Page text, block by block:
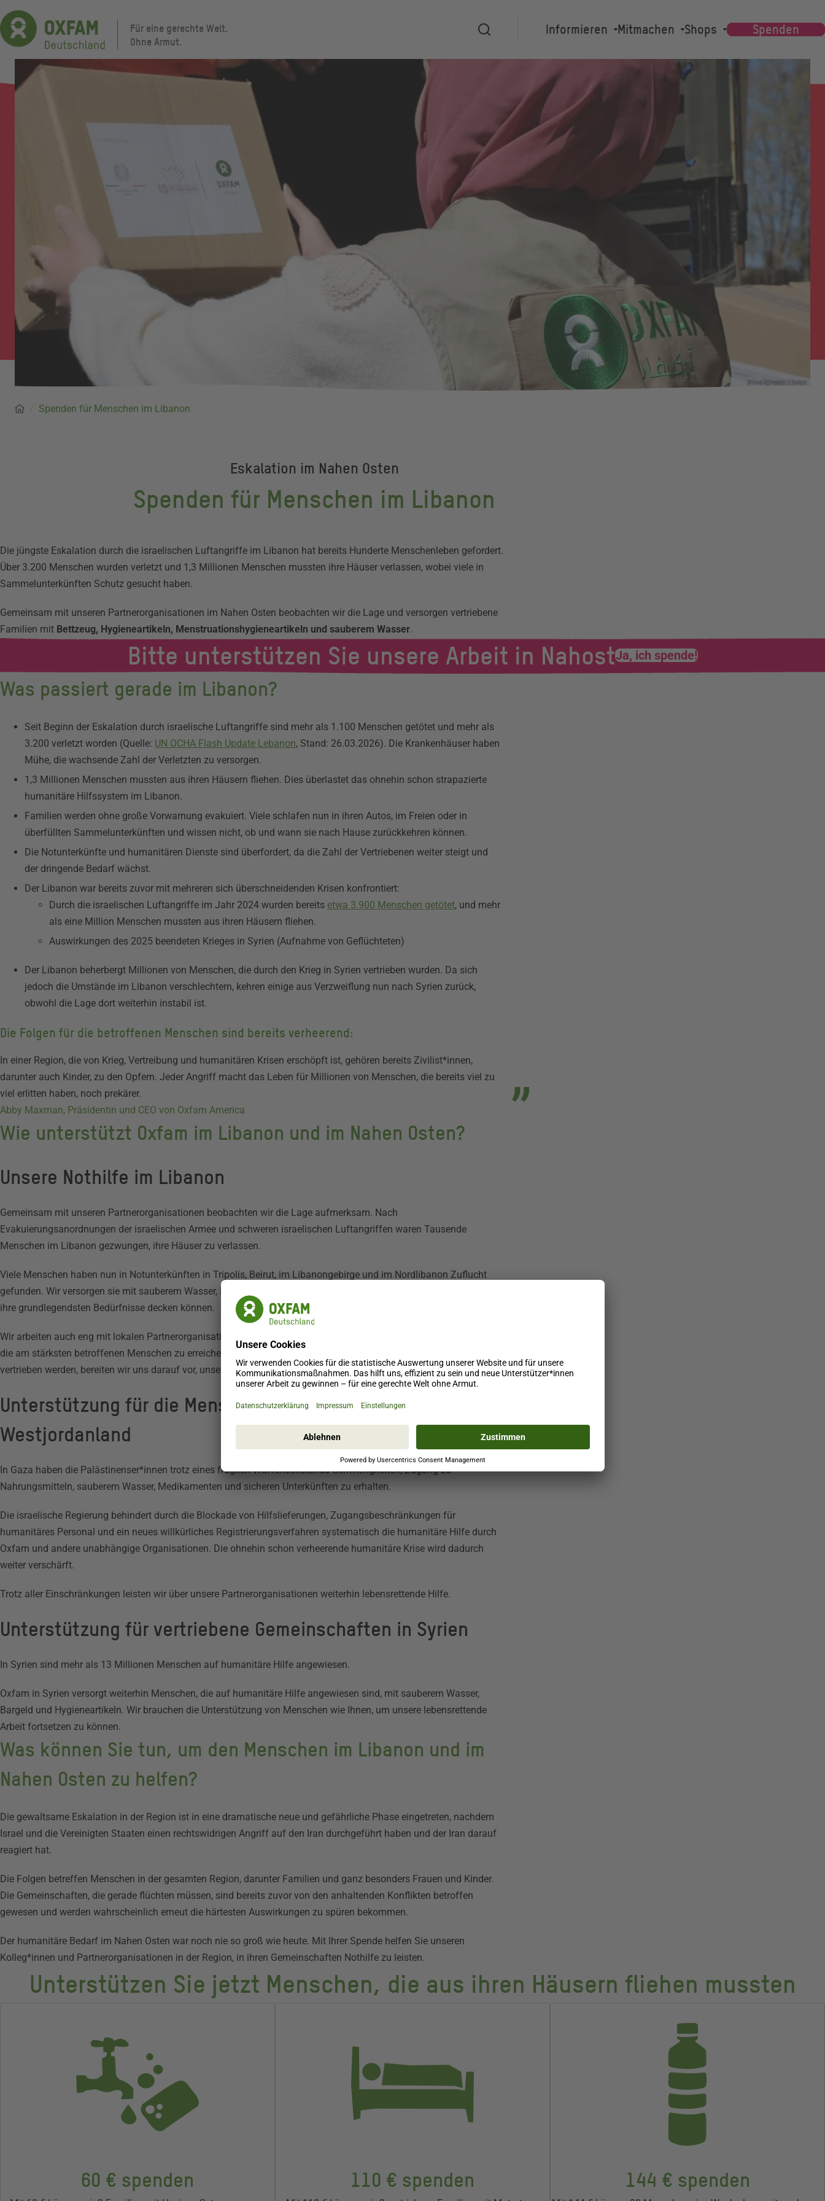
Direkt
zum
Inhalt
Für eine gerechte Welt.
Ohne Armut.
Suche
Main
navigation
Informieren Mitmachen Shops Spenden
Ghiwa AbiHaidar / Oxfam
Pfadnavigation
Startseite
Spenden für Menschen im Libanon
Eskalation im Nahen Osten
Spenden für Menschen im Libanon
Die jüngste Eskalation durch die israelischen Luftangriffe im Libanon hat bereits Hunderte Menschenleben gefordert.
Über 3.200 Menschen wurden verletzt und 1,3 Millionen Menschen mussten ihre Häuser verlassen, wobei viele in
Sammelunterkünften Schutz gesucht haben.
Gemeinsam mit unseren Partnerorganisationen im Nahen Osten beobachten wir die Lage und versorgen vertriebene
Familien mit Bettzeug, Hygieneartikeln, Menstruationshygieneartikeln und sauberem Wasser.
Bitte unterstützen Sie unsere Arbeit in NahostJa, ich spende!
Was passiert gerade im Libanon?
Seit Beginn der Eskalation durch israelische Luftangriffe sind mehr als 1.100 Menschen getötet und mehr als
3.200 verletzt worden (Quelle: UN OCHA Flash Update Lebanon, Stand: 26.03.2026). Die Krankenhäuser haben
Mühe, die wachsende Zahl der Verletzten zu versorgen.
1,3 Millionen Menschen mussten aus ihren Häusern fliehen. Dies überlastet das ohnehin schon strapazierte
humanitäre Hilfssystem im Libanon.
Familien werden ohne große Vorwarnung evakuiert. Viele schlafen nun in ihren Autos, im Freien oder in
überfüllten Sammelunterkünften und wissen nicht, ob und wann sie nach Hause zurückkehren können.
Die Notunterkünfte und humanitären Dienste sind überfordert, da die Zahl der Vertriebenen weiter steigt und
der dringende Bedarf wächst.
Der Libanon war bereits zuvor mit mehreren sich überschneidenden Krisen konfrontiert:
Durch die israelischen Luftangriffe im Jahr 2024 wurden bereits etwa 3.900 Menschen getötet, und mehr
als eine Million Menschen mussten aus ihren Häusern fliehen.
Auswirkungen des 2025 beendeten Krieges in Syrien (Aufnahme von Geflüchteten)
Der Libanon beherbergt Millionen von Menschen, die durch den Krieg in Syrien vertrieben wurden. Da sich
jedoch die Umstände im Libanon verschlechtern, kehren einige aus Verzweiflung nun nach Syrien zurück,
obwohl die Lage dort weiterhin instabil ist.
Die Folgen für die betroffenen Menschen sind bereits verheerend:
In einer Region, die von Krieg, Vertreibung und humanitären Krisen erschöpft ist, gehören bereits Zivilist*innen,
darunter auch Kinder, zu den Opfern. Jeder Angriff macht das Leben für Millionen von Menschen, die bereits viel zu
viel erlitten haben, noch prekärer.
Abby Maxman, Präsidentin und CEO von Oxfam America
Wie unterstützt Oxfam im Libanon und im Nahen Osten?
Unsere Nothilfe im Libanon
Gemeinsam mit unseren Partnerorganisationen beobachten wir die Lage aufmerksam. Nach
Evakuierungsanordnungen der israelischen Armee und schweren israelischen Luftangriffen waren Tausende
Menschen im Libanon gezwungen, ihre Häuser zu verlassen.
Viele Menschen haben nun in Notunterkünften in Tripolis, Beirut, im Libanongebirge und im Nordlibanon Zuflucht
gefunden. Wir versorgen sie mit sauberem Wasser, Hygieneartikeln, Menstruationsprodukten und Bettzeug, damit sie
ihre grundlegendsten Bedürfnisse decken können.
Wir arbeiten auch eng mit lokalen Partnerorganisationen und anderen humanitären Organisationen zusammen, um
die am stärksten betroffenen Menschen zu erreichen. Da immer mehr Menschen durch die israelischen Luftangriffe
vertrieben werden, bereiten wir uns darauf vor, unsere Hilfsmaßnahmen auszuweiten.
Unterstützung für die Menschen in Gaza und im
Westjordanland
In Gaza haben die Palästinenser*innen trotz eines fragilen Waffenstillstands Schwierigkeiten, Zugang zu
Nahrungsmitteln, sauberem Wasser, Medikamenten und sicheren Unterkünften zu erhalten.
Die israelische Regierung behindert durch die Blockade von Hilfslieferungen, Zugangsbeschränkungen für
humanitäres Personal und ein neues willkürliches Registrierungsverfahren systematisch die humanitäre Hilfe durch
Oxfam und andere unabhängige Organisationen. Die ohnehin schon verheerende humanitäre Krise wird dadurch
weiter verschärft.
Trotz aller Einschränkungen leisten wir über unsere Partnerorganisationen weiterhin lebensrettende Hilfe.
Unterstützung für vertriebene Gemeinschaften in Syrien
In Syrien sind mehr als 13 Millionen Menschen auf humanitäre Hilfe angewiesen.
Oxfam in Syrien versorgt weiterhin Menschen, die auf humanitäre Hilfe angewiesen sind, mit sauberem Wasser,
Bargeld und Hygieneartikeln. Wir brauchen die Unterstützung von Menschen wie Ihnen, um unsere lebensrettende
Arbeit fortsetzen zu können.
Was können Sie tun, um den Menschen im Libanon und im
Nahen Osten zu helfen?
Die gewaltsame Eskalation in der Region ist in eine dramatische neue und gefährliche Phase eingetreten, nachdem
Israel und die Vereinigten Staaten einen rechtswidrigen Angriff auf den Iran durchgeführt haben und der Iran darauf
reagiert hat.
Die Folgen betreffen Menschen in der gesamten Region, darunter Familien und ganz besonders Frauen und Kinder.
Die Gemeinschaften, die gerade flüchten müssen, sind bereits zuvor von den anhaltenden Konflikten betroffen
gewesen und werden wahrscheinlich erneut die härtesten Auswirkungen zu spüren bekommen.
Der humanitäre Bedarf im Nahen Osten war noch nie so groß wie heute. Mit Ihrer Spende helfen Sie unseren
Kolleg*innen und Partnerorganisationen in der Region, in ihren Gemeinschaften Nothilfe zu leisten.
Unterstützen Sie jetzt Menschen, die aus ihren Häusern fliehen mussten
60 € spenden 110 € spenden 144 € spenden